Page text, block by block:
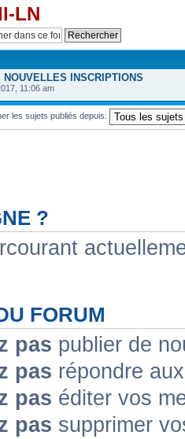
LN
INSCRIPTIONS
11:06 am
les sujets publiés depuis:
?
FORUM
pas publier de
pas répondre
pas éditer vos
pas supprimer